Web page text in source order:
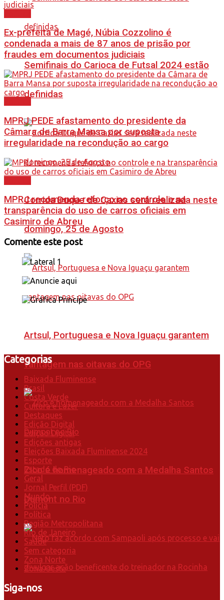
Semifinais do Carioca de Futsal 2024 estão
definidas
Corrida Duque de Caxias será realizada neste
domingo, 25 de Agosto
Artsul, Portuguesa e Nova Iguaçu garantem
vantagem nas oitavas do OPG
Zico é homenageado com a Medalha Santos
Dumont no Rio
Ex-prefeita de Magé, Núbia Cozzolino é
condenada a mais de 87 anos de prisão por
fraudes em documentos judiciais
MPRJ PEDE afastamento do presidente da
Câmara de Barra Mansa por suposta
irregularidade na recondução ao cargo
MPRJ recomenda reforço no controle e na
transparência do uso de carros oficiais em
Casimiro de Abreu
Comente este post
Categorias
Baixada Fluminense
Brasil
Costa Verde
Cultura e Lazer
Destaques
Edição Digital
Edição Digital
Edições antigas
Eleições Baixada Fluminense 2024
Esporte
Estado do Rio
Geral
Jornal Perfil (PDF)
Mundo
Polícia
Política
Região Metropolitana
Rio de Janeiro
Saúde
Sem categoria
Zona Norte
Zona Oeste
Siga-nos